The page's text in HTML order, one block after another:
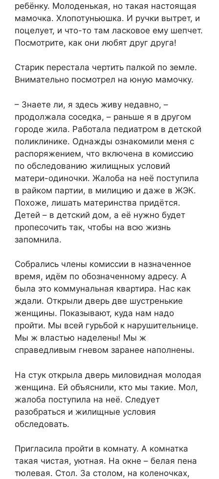
ребёнку. Молоденькая, но такая настоящая
мамочка. Хлопотуньюшка. И ручки вытрет, и
поцелует, и что-то там ласковое ему шепчет.
Посмотрите, как они любят друг друга!
Старик перестала чертить палкой по земле.
Внимательно посмотрел на юную мамочку.
– Знаете ли, я здесь живу недавно, –
продолжала соседка, – раньше я в другом
городе жила. Работала педиатром в детской
поликлинике. Однажды ознакомили меня с
распоряжением, что включена в комиссию
по обследованию жилищных условий
матери-одиночки. Жалоба на неё поступила
в райком партии, в милицию и даже в ЖЭК.
Похоже, лишать материнства придётся.
Детей – в детский дом, а её нужно будет
пропесочить так, чтобы на всю жизнь
запомнила.
Собрались члены комиссии в назначенное
время, идём по обозначенному адресу. А
была это коммунальная квартира. Нас как
ждали. Открыли дверь две шустренькие
женщины. Показывают, куда нам надо
пройти. Мы всей гурьбой к нарушительнице.
Мы ж властью наделены! Мы ж
справедливым гневом заранее наполнены.
На стук открыла дверь миловидная молодая
женщина. Ей объяснили, кто мы такие. Мол,
жалоба поступила на неё. Следует
разобраться и жилищные условия
обследовать.
Пригласила пройти в комнату. А комнатка
такая чистая, уютная. На окне – белая пена
тюлевая. Стол. За столом, на коленочках,